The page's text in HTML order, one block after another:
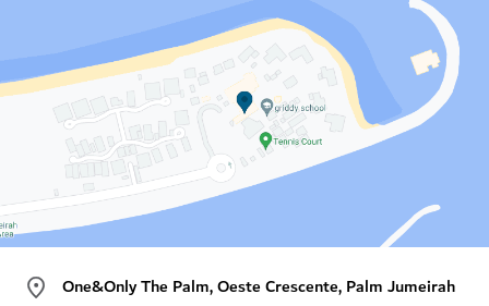
One&Only The Palm, Oeste Crescente, Palm Jumeirah